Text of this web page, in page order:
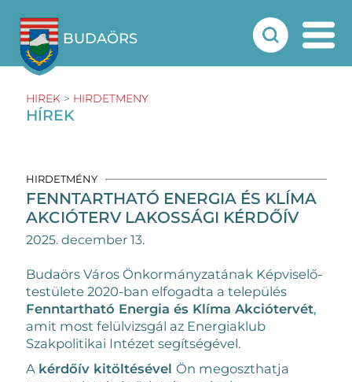
BUDAÖRS
HIREK > HIRDETMENY
HÍREK
HIRDETMÉNY
FENNTARTHATÓ ENERGIA ÉS KLÍMA
AKCIÓTERV LAKOSSÁGI KÉRDŐÍV
2025. december 13.
Budaörs Város Önkormányzatának Képviselő-
testülete 2020-ban elfogadta a település
Fenntartható Energia és Klíma Akciótervét,
amit most felülvizsgál az Energiaklub
Szakpolitikai Intézet segítségével.
A kérdőív kitöltésével Ön megoszthatja